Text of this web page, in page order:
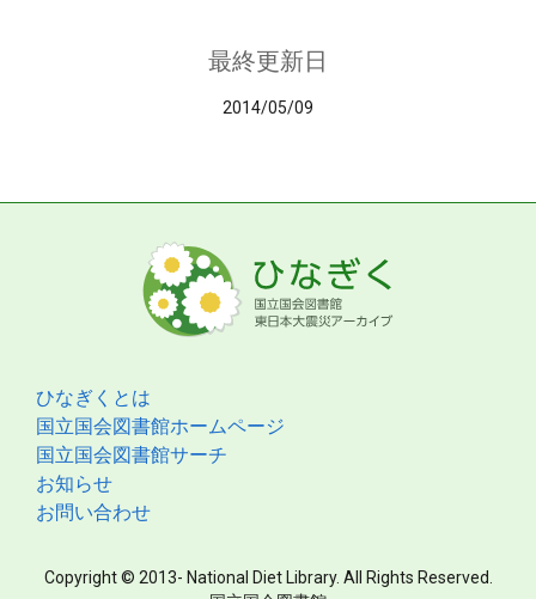
最終更新日
2014/05/09
ひなぎくとは
国立国会図書館ホームページ
国立国会図書館サーチ
お知らせ
お問い合わせ
Copyright © 2013- National Diet Library. All Rights Reserved.